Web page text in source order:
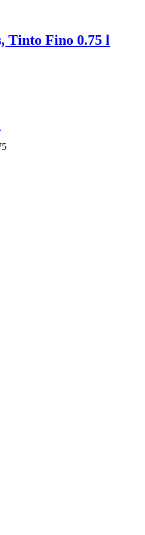
Tinto Fino 0.75 l